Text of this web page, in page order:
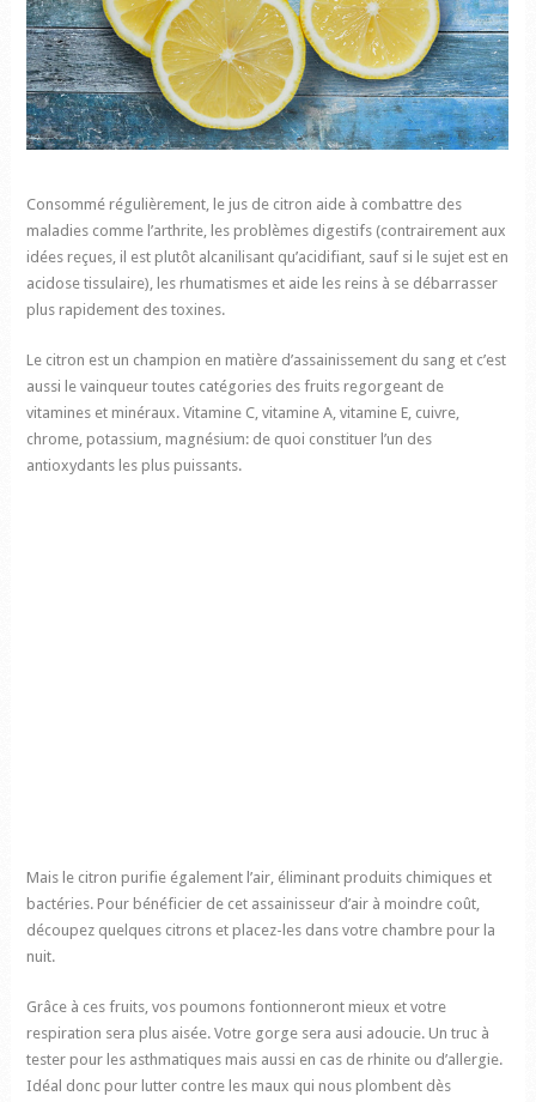
Consommé régulièrement, le jus de citron aide à combattre des
maladies comme l’arthrite, les problèmes digestifs (contrairement aux
idées reçues, il est plutôt alcanilisant qu’acidifiant, sauf si le sujet est en
acidose tissulaire), les rhumatismes et aide les reins à se débarrasser
plus rapidement des toxines.
Le citron est un champion en matière d’assainissement du sang et c’est
aussi le vainqueur toutes catégories des fruits regorgeant de
vitamines et minéraux. Vitamine C, vitamine A, vitamine E, cuivre,
chrome, potassium, magnésium: de quoi constituer l’un des
antioxydants les plus puissants.
Mais le citron purifie également l’air, éliminant produits chimiques et
bactéries. Pour bénéficier de cet assainisseur d’air à moindre coût,
découpez quelques citrons et placez-les dans votre chambre pour la
nuit.
Grâce à ces fruits, vos poumons fontionneront mieux et votre
respiration sera plus aisée. Votre gorge sera ausi adoucie. Un truc à
tester pour les asthmatiques mais aussi en cas de rhinite ou d’allergie.
Idéal donc pour lutter contre les maux qui nous plombent dès